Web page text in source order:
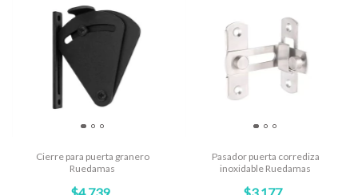
Cierre para puerta granero
Ruedamas
Pasador puerta corrediza
inoxidable Ruedamas